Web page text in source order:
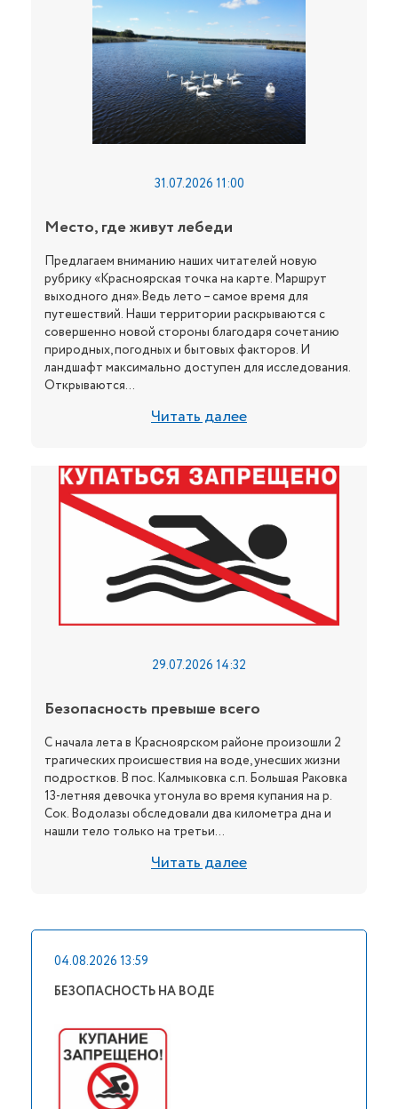
31.07.2026 11:00
Место, где живут лебеди
Предлагаем вниманию наших читателей новую
рубрику «Красноярская точка на карте. Маршрут
выходного дня».Ведь лето – самое время для
путешествий. Наши территории раскрываются с
совершенно новой стороны благодаря сочетанию
природных, погодных и бытовых факторов. И
ландшафт максимально доступен для исследования.
Открываются...
Читать далее
29.07.2026 14:32
Безопасность превыше всего
С начала лета в Красноярском районе произошли 2
трагических происшествия на воде, унесших жизни
подростков. В пос. Калмыковка с.п. Большая Раковка
13-летняя девочка утонула во время купания на р.
Сок. Водолазы обследовали два километра дна и
нашли тело только на третьи...
Читать далее
04.08.2026 13:59
БЕЗОПАСНОСТЬ НА ВОДЕ